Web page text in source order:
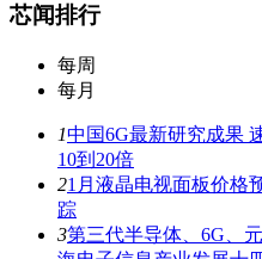
芯闻排行
每周
每月
1中国6G最新研究成果
10到20倍
21月液晶电视面板价格
踪
3第三代半导体、6G、